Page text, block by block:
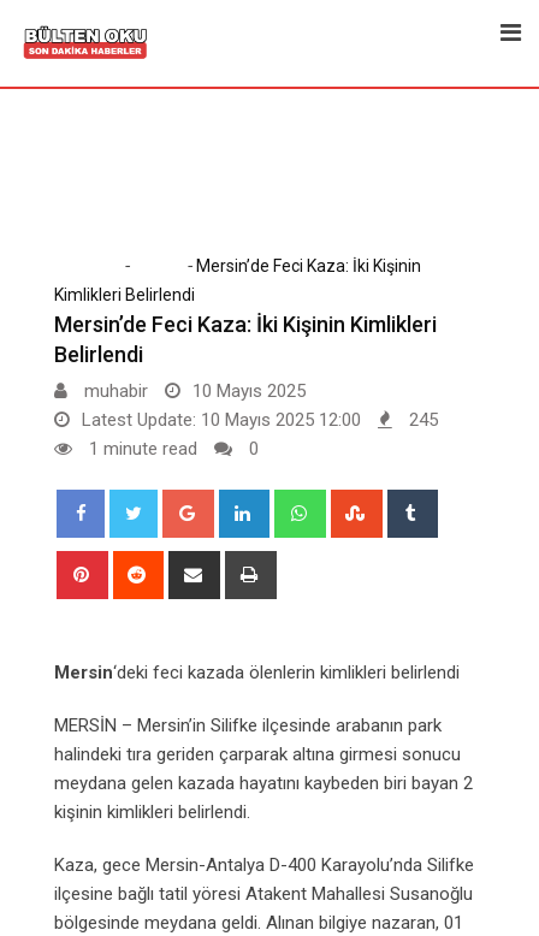
- - Mersin’de Feci Kaza: İki Kişinin
Kimlikleri Belirlendi
Mersin’de Feci Kaza: İki Kişinin Kimlikleri
Belirlendi
muhabir
10 Mayıs 2025
Latest Update: 10 Mayıs 2025 12:00
245
1 minute read
0
Google+ LinkedIn WhatsappStumbleUpon
Pinterest Reddit
Share
Mersin‘deki feci kazada ölenlerin kimlikleri belirlendi
MERSİN – Mersin’in Silifke ilçesinde arabanın park
halindeki tıra geriden çarparak altına girmesi sonucu
meydana gelen kazada hayatını kaybeden biri bayan 2
kişinin kimlikleri belirlendi.
Kaza, gece Mersin-Antalya D-400 Karayolu’nda Silifke
ilçesine bağlı tatil yöresi Atakent Mahallesi Susanoğlu
bölgesinde meydana geldi. Alınan bilgiye nazaran, 01